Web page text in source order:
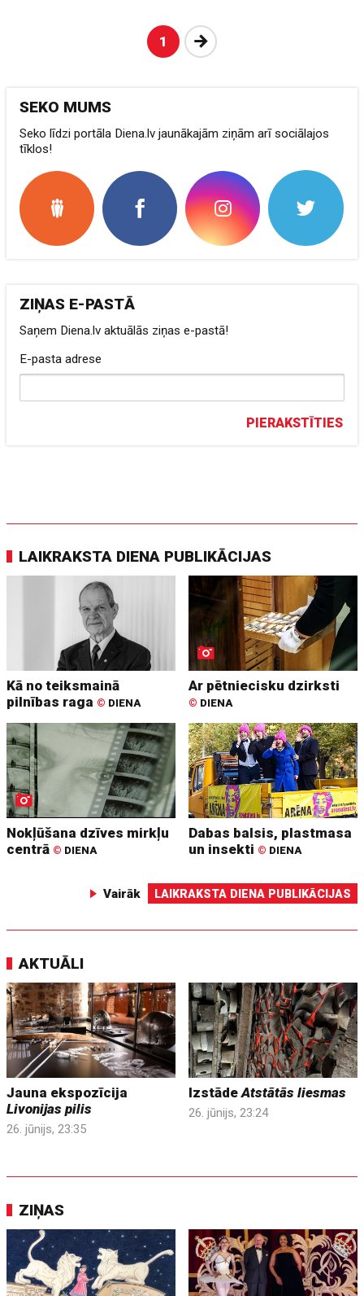
1 Nākošā
SEKO MUMS
Seko līdzi portāla Diena.lv jaunākajām ziņām arī sociālajos
tīklos!
ZIŅAS E-PASTĀ
Saņem Diena.lv aktuālās ziņas e-pastā!
E-pasta adrese
PIERAKSTĪTIES
LAIKRAKSTA DIENA PUBLIKĀCIJAS
Kā no teiksmainā
pilnības raga © DIENA
Ar pētniecisku dzirksti
© DIENA
Nokļūšana dzīves mirkļu
centrā © DIENA
Dabas balsis, plastmasa
un insekti © DIENA
Vairāk LAIKRAKSTA DIENA PUBLIKĀCIJAS
AKTUĀLI
Jauna ekspozīcija
Livonijas pilis
26. jūnijs, 23:35
IzstādeAtstātās liesmas
26. jūnijs, 23:24
ZIŅAS